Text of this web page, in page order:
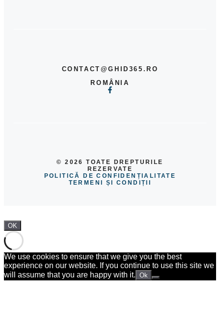
CONTACT@GHID365.RO
ROMÂNIA
© 2026 TOATE DREPTURILE
REZERVATE
POLITICĂ DE CONFIDENȚIALITATE
TERMENI ȘI CONDIȚII
OK
We use cookies to ensure that we give you the best
experience on our website. If you continue to use this site we
will assume that you are happy with it. Ok